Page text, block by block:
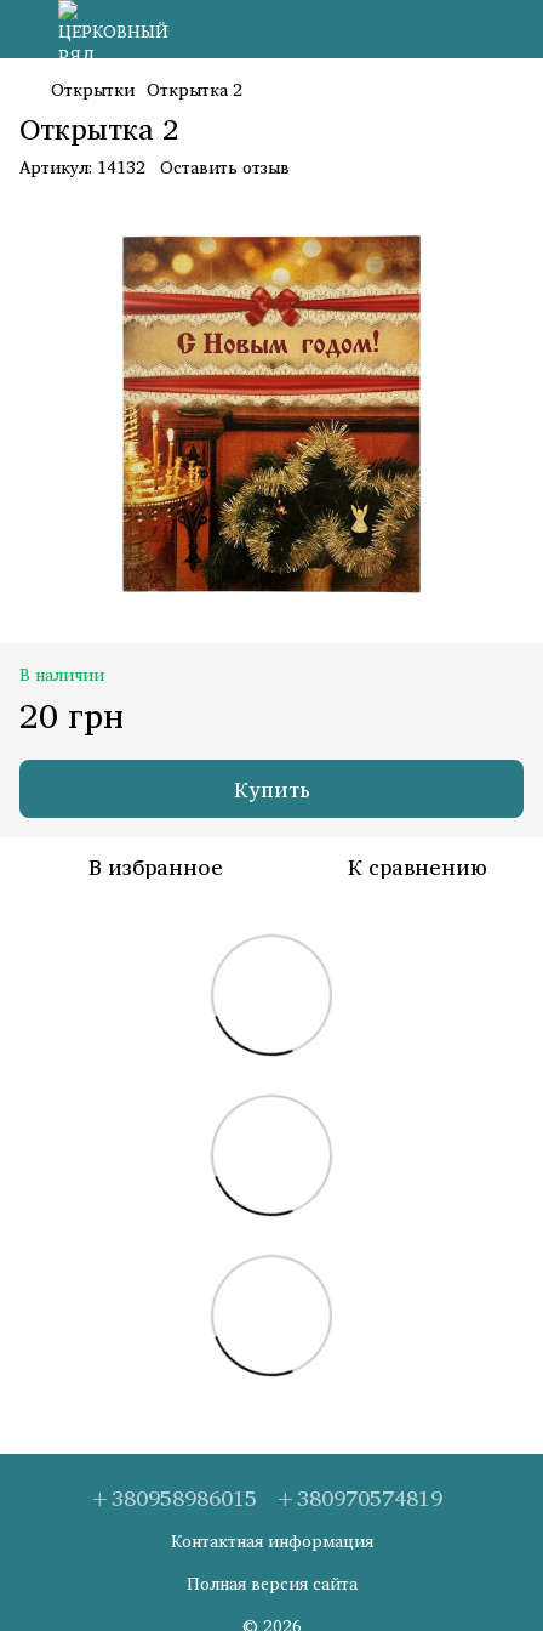
Открытки Открытка 2
Открытка 2
Артикул: 14132 Оставить отзыв
В наличии
20 грн
Купить
В избранное К сравнению
+380958986015 +380970574819
Контактная информация
Полная версия сайта
© 2026